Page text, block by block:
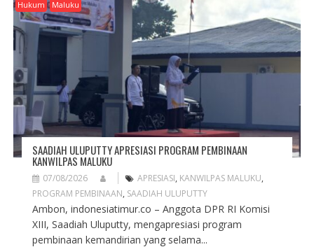
A
T
O
N
Hukum Maluku
SAADIAH ULUPUTTY APRESIASI PROGRAM PEMBINAAN
KANWILPAS MALUKU
07/08/2026 APRESIASI, KANWILPAS MALUKU,
PROGRAM PEMBINAAN, SAADIAH ULUPUTTY
Ambon, indonesiatimur.co – Anggota DPR RI Komisi
XIII, Saadiah Uluputty, mengapresiasi program
pembinaan kemandirian yang selama...